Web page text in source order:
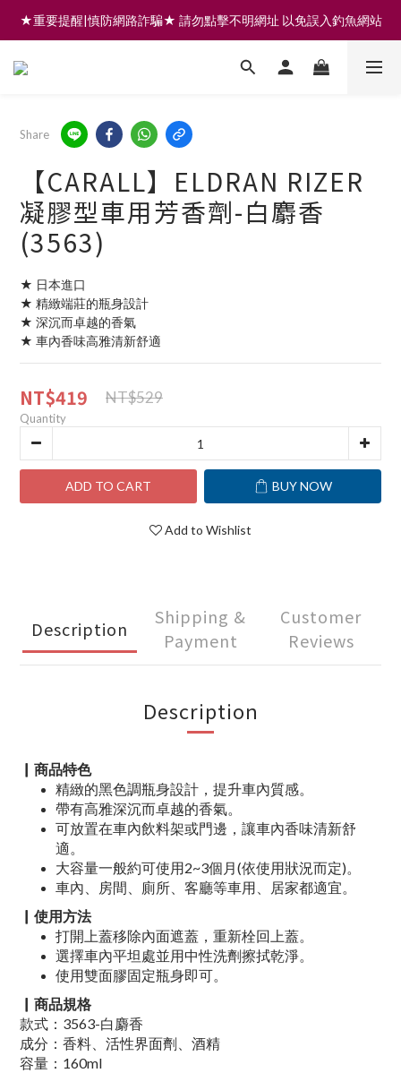
註冊會員享200元購物金 | 全館滿999免運 | 可門市取貨/安裝
★重要提醒|慎防網路詐騙★ 請勿點擊不明網址 以免誤入釣魚網站
註冊會員享200元購物金 | 全館滿999免運 | 可門市取貨/安裝
Share
【CARALL】ELDRAN RIZER
凝膠型車用芳香劑-白麝香
(3563)
★ 日本進口
★ 精緻端莊的瓶身設計
★ 深沉而卓越的香氣
★ 車內香味高雅清新舒適
NT$419 NT$529
Quantity
ADD TO CART BUY NOW
Add to Wishlist
Description
Shipping &
Payment
Customer
Reviews
Description
▏商品特色
精緻的黑色調瓶身設計，提升車內質感。
帶有高雅深沉而卓越的香氣。
可放置在車內飲料架或門邊，讓車內香味清新舒
適。
大容量一般約可使用2~3個月(依使用狀況而定)。
車內、房間、廁所、客廳等車用、居家都適宜。
▏ 使用方法
打開上蓋移除內面遮蓋，重新栓回上蓋。
選擇車內平坦處並用中性洗劑擦拭乾淨。
使用雙面膠固定瓶身即可。
▏商品規格
款式：3563-白麝香
成分：香料、活性界面劑、酒精
容量：160ml